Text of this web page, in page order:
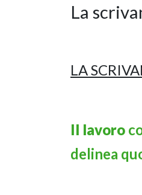
La
LA
Il lavoro
delinea